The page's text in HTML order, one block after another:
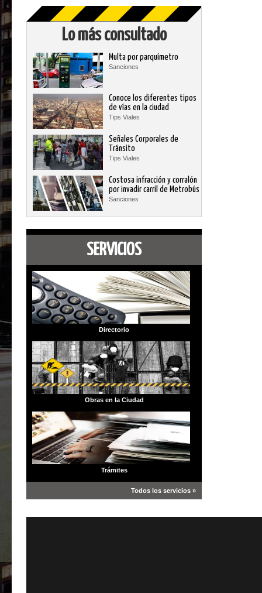
Lo más consultado
Multa por parquímetro
Sanciones
Conoce los diferentes tipos
de vías en la ciudad
Tips Viales
Señales Corporales de
Tránsito
Tips Viales
Costosa infracción y corralón
por invadir carril de Metrobús
Sanciones
SERVICIOS
Directorio
Obras en la Ciudad
Trámites
Todos los servicios »